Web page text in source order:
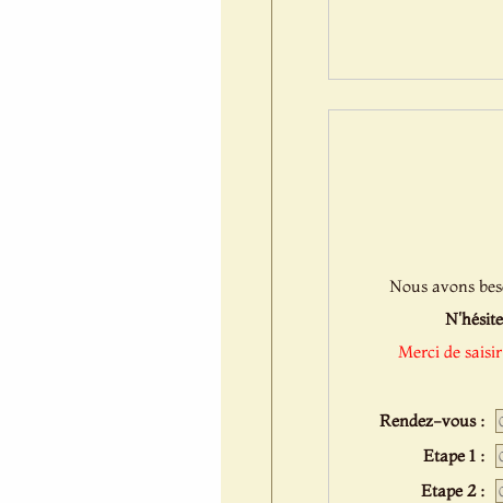
Nous avons
Merci de
Rendez-vous :
Etape 1 :
Etape 2 :